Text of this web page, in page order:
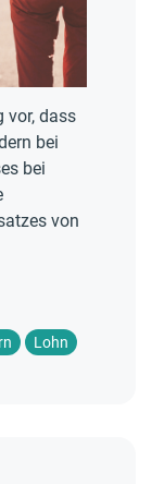
vor, dass
bei
bei
von
Lohn